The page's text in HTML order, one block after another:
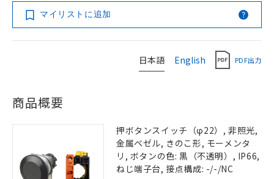
マイリストに追加
日本語 English PDF出力
商品概要
押ボタンスイッチ（φ22）, 非照光,
金属ベゼル, きのこ形, モーメンタ
リ, ボタンの色: 黒（不透明）, IP66,
ねじ端子台, 接点構成: -/-/NC